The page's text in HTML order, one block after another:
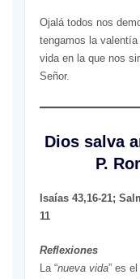
Ojalá todos nos
tengamos la
vida en la que nos
Señor.
Dios salva
P.
Isaías 43,16-21;
11
Reflexiones
La “nueva vida” es